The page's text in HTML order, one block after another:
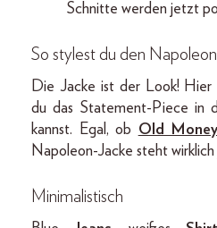
Schnitte werden jetzt
So stylest du den
Die Jacke ist der Look! Hier
du das Statement-Piece in
kannst. Egal, ob Old
Napoleon-Jacke steht wirklich
Minimalistisch